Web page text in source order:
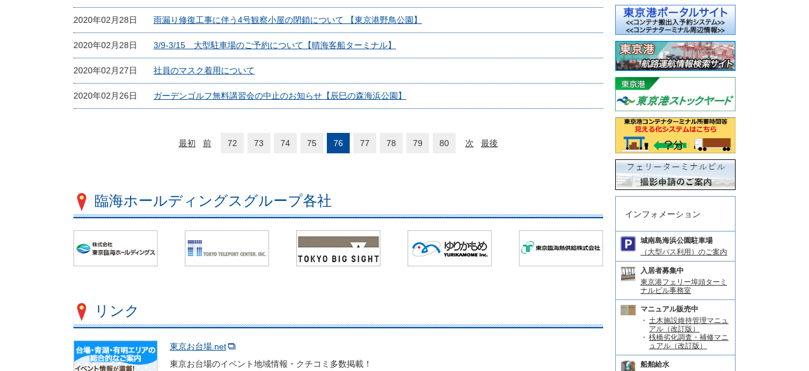
2020年02月28日 雨漏り修復工事に伴う4号観察小屋の閉鎖について 【東京港野鳥公園】
2020年02月28日 3/9-3/15 大型駐車場のご予約について【晴海客船ターミナル】
2020年02月27日 社員のマスク着用について
2020年02月26日 ガーデンゴルフ無料講習会の中止のお知らせ【辰巳の森海浜公園】
最初 前 72 73 74 75 76 77 78 79 80 次 最後
臨海ホールディングスグループ各社
リンク
東京お台場.net
東京お台場のイベント地域情報・クチコミ多数掲載！
インフォメーション
城南島海浜公園駐車場
（大型バス利用）のご案内
入居者募集中
東京港フェリー埠頭ターミ
ナルビル事務室
マニュアル販売中
土木施設維持管理マニュ
アル（改訂版）
桟橋劣化調査・補修マニ
ュアル（改訂版）
船舶給水